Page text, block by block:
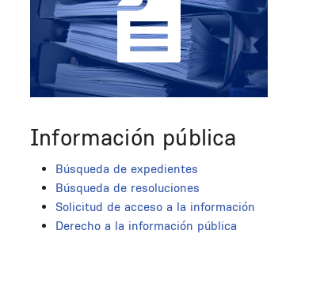
Información pública
Búsqueda de expedientes
Búsqueda de resoluciones
Solicitud de acceso a la información
Derecho a la información pública